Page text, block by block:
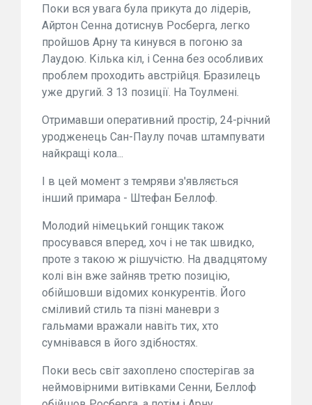
Поки вся увага була прикута до лідерів,
Айртон Сенна дотиснув Росберга, легко
пройшов Арну та кинувся в погоню за
Лаудою. Кілька кіл, і Сенна без особливих
проблем проходить австрійця. Бразилець
уже другий. З 13 позиції. На Тоулмені.
Отримавши оперативний простір, 24-річний
уродженець Сан-Паулу почав штампувати
найкращі кола...
І в цей момент з темряви з'являється
інший примара - Штефан Беллоф.
Молодий німецький гонщик також
просувався вперед, хоч і не так швидко,
проте з такою ж рішучістю. На двадцятому
колі він вже зайняв третю позицію,
обійшовши відомих конкурентів. Його
сміливий стиль та пізні маневри з
гальмами вражали навіть тих, хто
сумнівався в його здібностях.
Поки весь світ захоплено спостерігав за
неймовірними витівками Сенни, Беллоф